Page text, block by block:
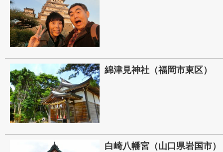
綿津見神社（福岡市東区）
白崎八幡宮（山口県岩国市）